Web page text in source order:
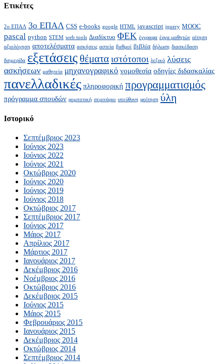
Ετικέτες
2ο ΕΠΑΛ 3ο ΕΠΑΛ CSS e-books google HTML javascript jquery MOOC
pascal python STEM web tools Διαδίκτυο ΦΕΚ έγγραφα έργα μαθητών αίτηση
αξιολόγηση αποτελέσματα ασκήσεις αστεία βαθμοί βιβλία δήλωση διασκέδαση
διημερίδα εξετάσεις θέματαιστότοποι λεξικό λύσεις
ασκήσεων μαθητεία μηχανογραφικό νομοθεσία οδηγίες διδασκαλίας
πανελλαδικές πληροφορική προγραμματισμός
πρόγραμμα σπουδών ρομποτική σεμινάριο υπεύθυνη φοίτηση ύλη
Ιστορικό
Σεπτέμβριος 2023
Ιούνιος 2023
Ιούνιος 2022
Ιούνιος 2021
Οκτώβριος 2020
Ιούνιος 2020
Ιούνιος 2019
Ιούνιος 2018
Οκτώβριος 2017
Σεπτέμβριος 2017
Ιούνιος 2017
Μάιος 2017
Απρίλιος 2017
Μάρτιος 2017
Ιανουάριος 2017
Δεκέμβριος 2016
Νοέμβριος 2016
Οκτώβριος 2016
Δεκέμβριος 2015
Ιούνιος 2015
Μάιος 2015
Φεβρουάριος 2015
Ιανουάριος 2015
Δεκέμβριος 2014
Οκτώβριος 2014
Σεπτέμβριος 2014